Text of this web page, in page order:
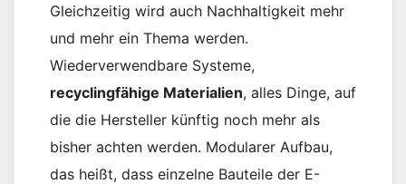
Gleichzeitig wird auch Nachhaltigkeit mehr
und mehr ein Thema werden.
Wiederverwendbare Systeme,
recyclingfähige Materialien, alles Dinge, auf
die die Hersteller künftig noch mehr als
bisher achten werden. Modularer Aufbau,
das heißt, dass einzelne Bauteile der E-